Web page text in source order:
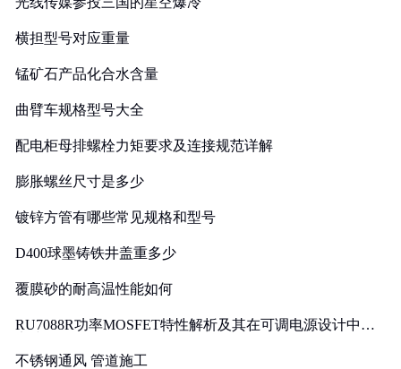
横担型号对应重量
锰矿石产品化合水含量
曲臂车规格型号大全
配电柜母排螺栓力矩要求及连接规范详解
膨胀螺丝尺寸是多少
镀锌方管有哪些常见规格和型号
D400球墨铸铁井盖重多少
覆膜砂的耐高温性能如何
RU7088R功率MOSFET特性解析及其在可调电源设计中的
不锈钢通风 管道施工